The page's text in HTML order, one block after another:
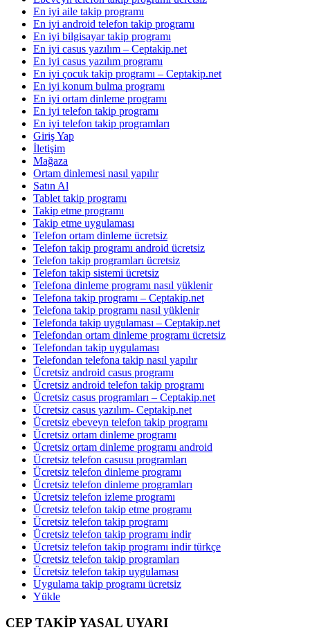
En iyi aile takip programı
En iyi android telefon takip programı
En iyi bilgisayar takip programı
En iyi casus yazılım – Ceptakip.net
En iyi casus yazılım programı
En iyi çocuk takip programı – Ceptakip.net
En iyi konum bulma programı
En iyi ortam dinleme programı
En iyi telefon takip programı
En iyi telefon takip programları
Giriş Yap
İletişim
Mağaza
Ortam dinlemesi nasıl yapılır
Satın Al
Tablet takip programı
Takip etme programı
Takip etme uygulaması
Telefon ortam dinleme ücretsiz
Telefon takip programı android ücretsiz
Telefon takip programları ücretsiz
Telefon takip sistemi ücretsiz
Telefona dinleme programı nasıl yüklenir
Telefona takip programı – Ceptakip.net
Telefona takip programı nasıl yüklenir
Telefonda takip uygulaması – Ceptakip.net
Telefondan ortam dinleme programı ücretsiz
Telefondan takip uygulaması
Telefondan telefona takip nasıl yapılır
Ücretsiz android casus programı
Ücretsiz android telefon takip programı
Ücretsiz casus programları – Ceptakip.net
Ücretsiz casus yazılım- Ceptakip.net
Ücretsiz ebeveyn telefon takip programı
Ücretsiz ortam dinleme programı
Ücretsiz ortam dinleme programı android
Ücretsiz telefon casusu programları
Ücretsiz telefon dinleme programı
Ücretsiz telefon dinleme programları
Ücretsiz telefon izleme programı
Ücretsiz telefon takip etme programı
Ücretsiz telefon takip programı
Ücretsiz telefon takip programı indir
Ücretsiz telefon takip programı indir türkçe
Ücretsiz telefon takip programları
Ücretsiz telefon takip uygulaması
Uygulama takip programı ücretsiz
Yükle
CEP TAKİP YASAL UYARI